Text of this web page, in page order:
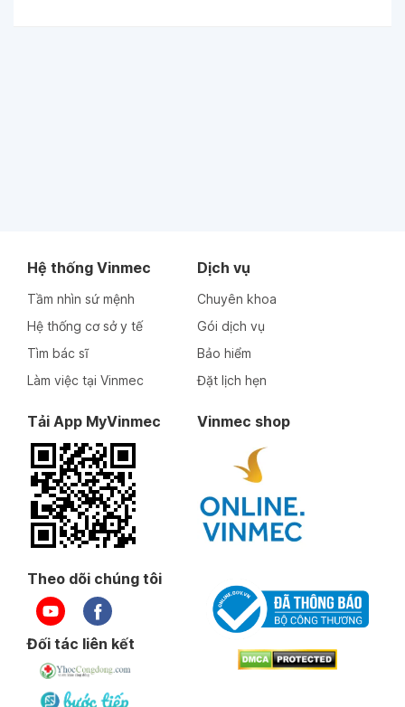
Hệ thống Vinmec
Tầm nhìn sứ mệnh
Hệ thống cơ sở y tế
Tìm bác sĩ
Làm việc tại Vinmec
Dịch vụ
Chuyên khoa
Gói dịch vụ
Bảo hiểm
Đặt lịch hẹn
Tải App MyVinmec Vinmec shop
Theo dõi chúng tôi
Đối tác liên kết